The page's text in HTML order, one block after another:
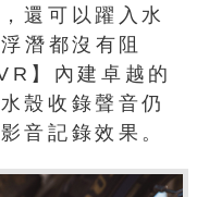
還可以躍入水
潛都沒有阻
】內建卓越的
殼收錄聲音仍
音記錄效果。